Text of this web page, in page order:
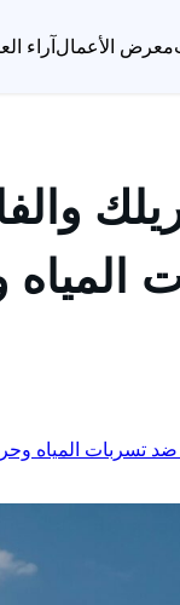
معرض الأعمال آراء